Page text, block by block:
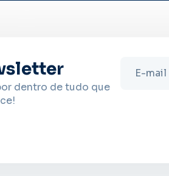
dentro de tudo que